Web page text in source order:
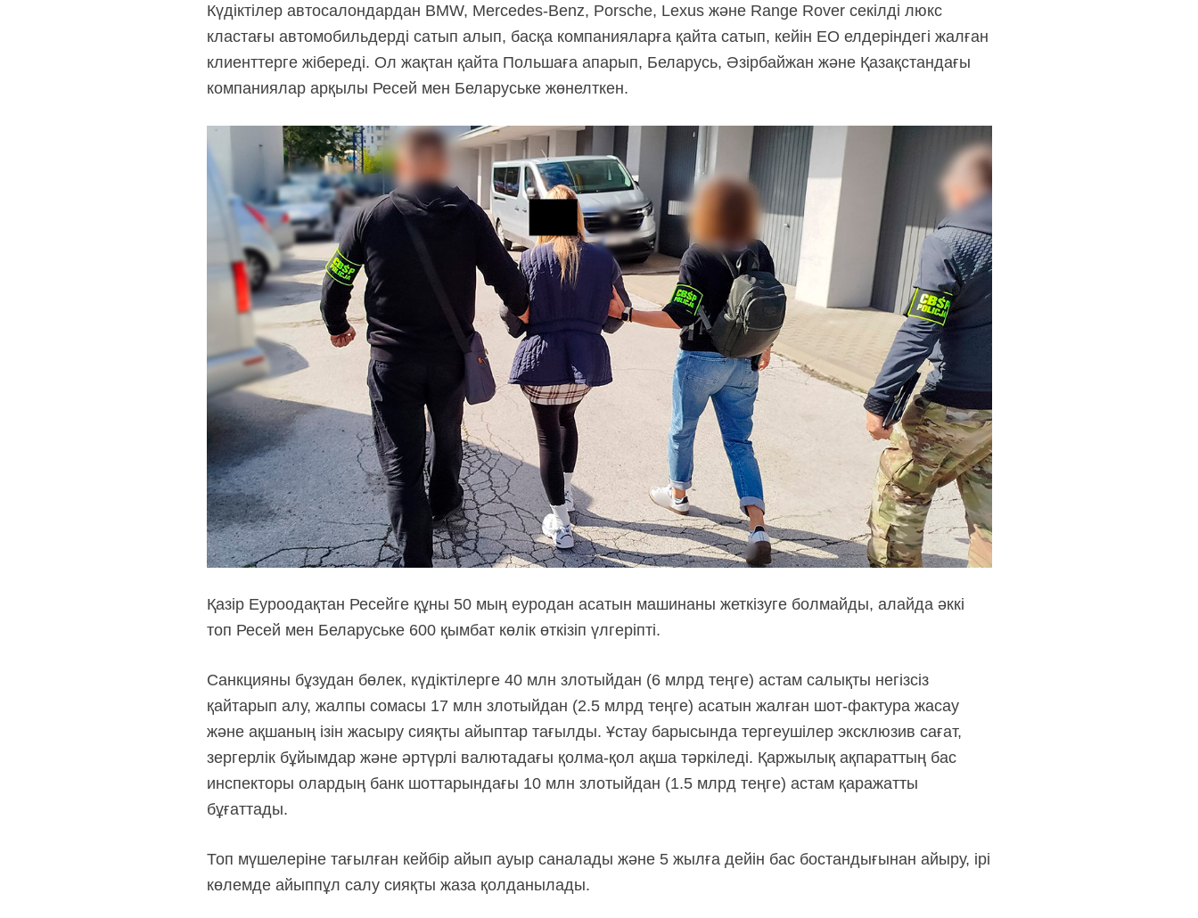
Күдіктілер автосалондардан BMW, Mercedes-Benz, Porsche, Lexus және Range Rover секілді люкс
кластағы автомобильдерді сатып алып, басқа компанияларға қайта сатып, кейін ЕО елдеріндегі жалған
клиенттерге жібереді. Ол жақтан қайта Польшаға апарып, Беларусь, Әзірбайжан және Қазақстандағы
компаниялар арқылы Ресей мен Беларуське жөнелткен.
Қазір Еуроодақтан Ресейге құны 50 мың еуродан асатын машинаны жеткізуге болмайды, алайда әккі
топ Ресей мен Беларуське 600 қымбат көлік өткізіп үлгеріпті.
Санкцияны бұзудан бөлек, күдіктілерге 40 млн злотыйдан (6 млрд теңге) астам салықты негізсіз
қайтарып алу, жалпы сомасы 17 млн злотыйдан (2.5 млрд теңге) асатын жалған шот-фактура жасау
және ақшаның ізін жасыру сияқты айыптар тағылды. Ұстау барысында тергеушілер эксклюзив сағат,
зергерлік бұйымдар және әртүрлі валютадағы қолма-қол ақша тәркіледі. Қаржылық ақпараттың бас
инспекторы олардың банк шоттарындағы 10 млн злотыйдан (1.5 млрд теңге) астам қаражатты
бұғаттады.
Топ мүшелеріне тағылған кейбір айып ауыр саналады және 5 жылға дейін бас бостандығынан айыру, ірі
көлемде айыппұл салу сияқты жаза қолданылады.